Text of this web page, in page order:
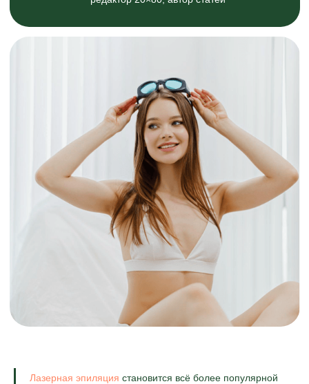
Лазерная эпиляция становится всё более популярной